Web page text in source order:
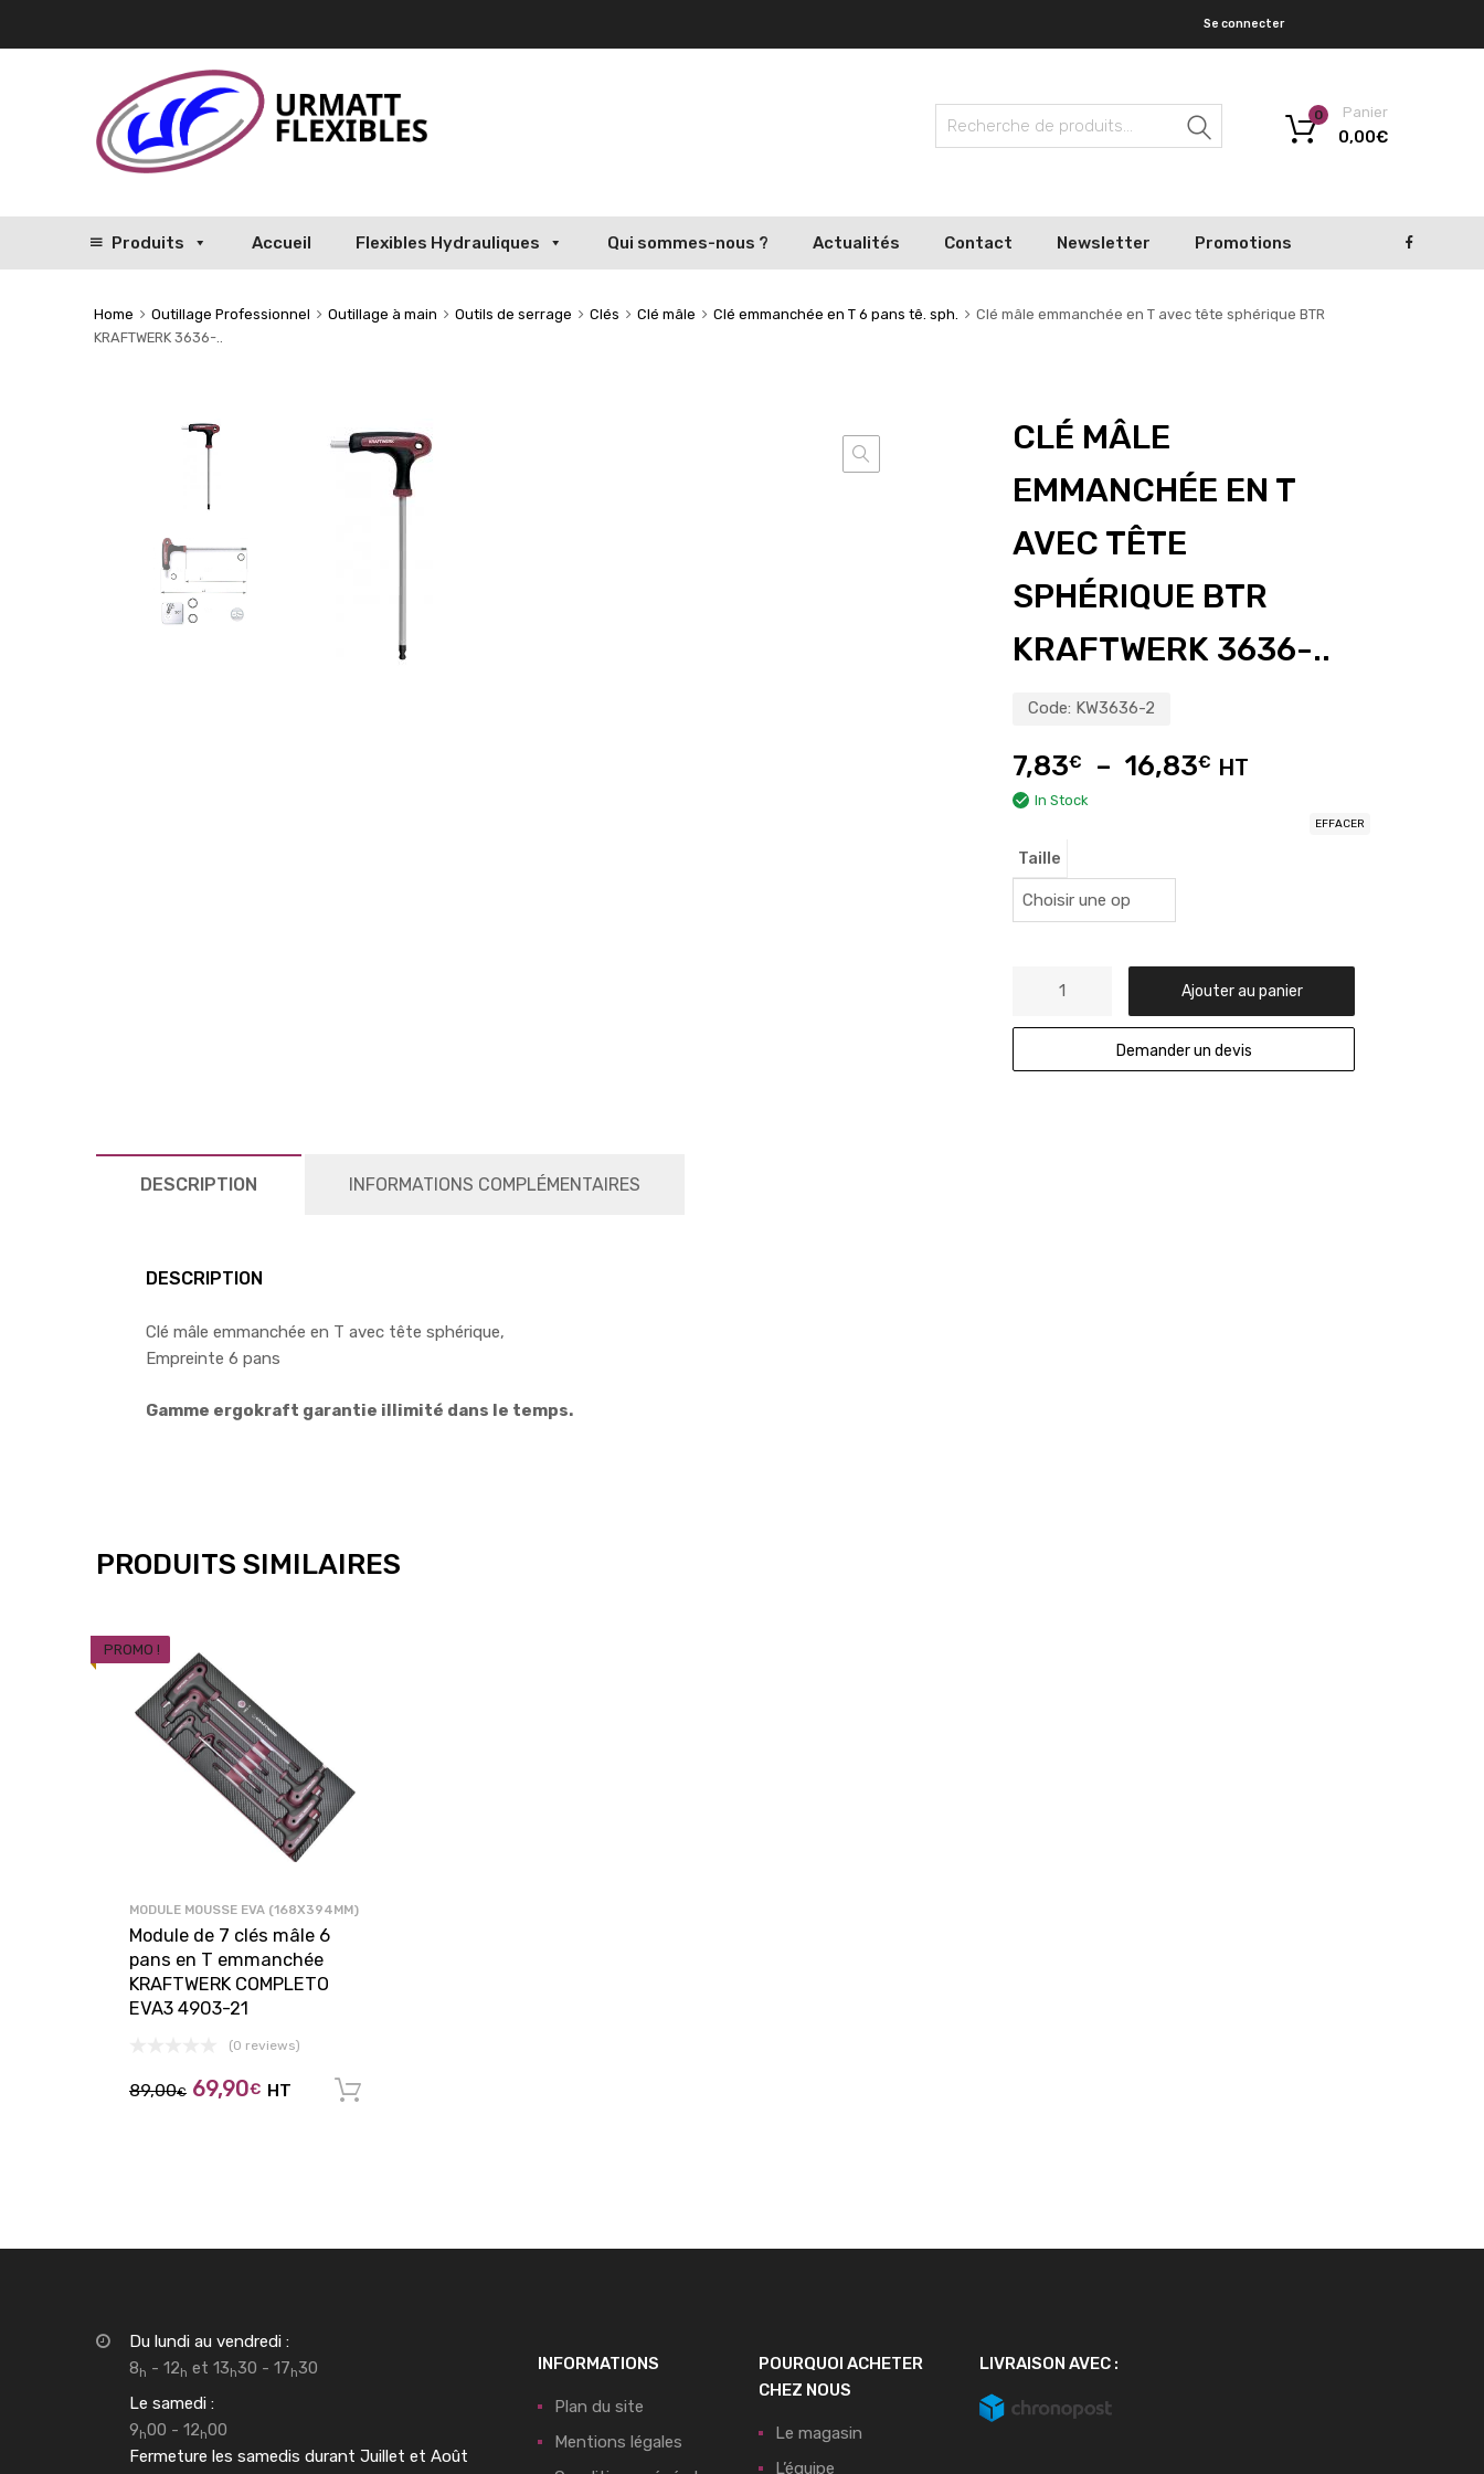
Se connecter
Recherche
Panier
0,00€
0
Produits Accueil Flexibles Hydrauliques Qui sommes-nous ? Actualités Contact Newsletter Promotions
Home Outillage Professionnel Outillage à main Outils de serrage Clés Clé mâle Clé emmanchée en T 6 pans tê. sph.
Clé mâle emmanchée en T avec tête sphérique BTR
KRAFTWERK 3636-..
CLÉ MÂLE
EMMANCHÉE EN T
AVEC TÊTE
SPHÉRIQUE BTR
KRAFTWERK 3636-..
Code: KW3636-2
7,83€ – 16,83€ HT
In Stock
Taille
EFFACER
Ajouter au panier
Demander un devis
DESCRIPTION INFORMATIONS COMPLÉMENTAIRES
DESCRIPTION
Clé mâle emmanchée en T avec tête sphérique,
Empreinte 6 pans
Gamme ergokraft garantie illimité dans le temps.
PRODUITS SIMILAIRES
PROMO !
MODULE MOUSSE EVA (168X394MM)
Module de 7 clés mâle 6
pans en T emmanchée
KRAFTWERK COMPLETO
EVA3 4903-21
(0 reviews)
89,00€ 69,90€ HT
Du lundi au vendredi :
8h - 12h et 13h30 - 17h30
Le samedi :
9h00 - 12h00
Fermeture les samedis durant Juillet et Août
INFORMATIONS
Plan du site
Mentions légales
POURQUOI ACHETER
CHEZ NOUS
Le magasin
L’équipe
LIVRAISON AVEC :